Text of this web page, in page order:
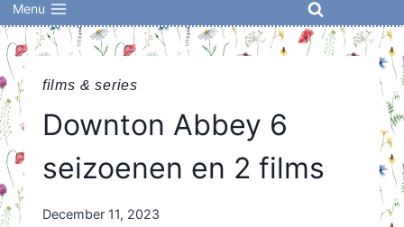
Menu
films & series
Downton Abbey 6
seizoenen en 2 films
By
December 11, 2023